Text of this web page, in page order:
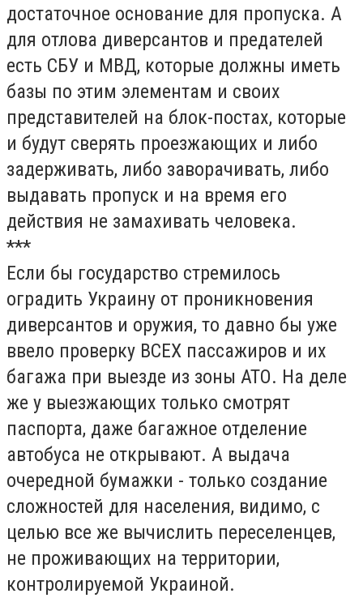
достаточное основание для пропуска. А
для отлова диверсантов и предателей
есть СБУ и МВД, которые должны иметь
базы по этим элементам и своих
представителей на блок-постах, которые
и будут сверять проезжающих и либо
задерживать, либо заворачивать, либо
выдавать пропуск и на время его
действия не замахивать человека.
***
Если бы государство стремилось
оградить Украину от проникновения
диверсантов и оружия, то давно бы уже
ввело проверку ВСЕХ пассажиров и их
багажа при выезде из зоны АТО. На деле
же у выезжающих только смотрят
паспорта, даже багажное отделение
автобуса не открывают. А выдача
очередной бумажки - только создание
сложностей для населения, видимо, с
целью все же вычислить переселенцев,
не проживающих на территории,
контролируемой Украиной.